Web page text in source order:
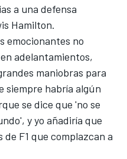
a una defensa
Hamilton.
emocionantes no
adelantamientos,
maniobras para
siempre habría algún
se dice que 'no se
y yo añadiría que
F1 que complazcan a